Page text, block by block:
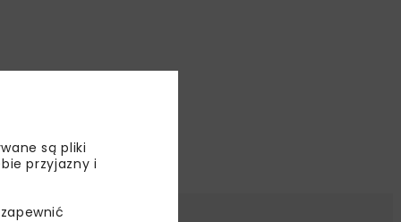
są pliki
przyjazny i